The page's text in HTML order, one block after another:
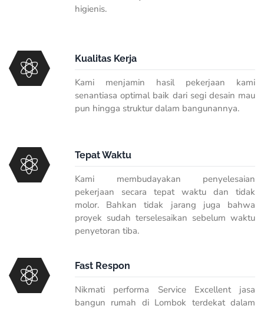
higienis.
Kualitas Kerja
Kami menjamin hasil pekerjaan kami
senantiasa optimal baik dari segi desain mau
pun hingga struktur dalam bangunannya.
Tepat Waktu
Kami membudayakan penyelesaian
pekerjaan secara tepat waktu dan tidak
molor. Bahkan tidak jarang juga bahwa
proyek sudah terselesaikan sebelum waktu
penyetoran tiba.
Fast Respon
Nikmati performa Service Excellent jasa
bangun rumah di Lombok terdekat dalam